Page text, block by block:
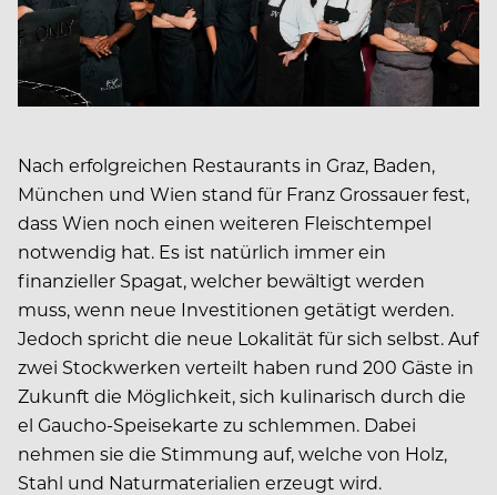
Nach erfolgreichen Restaurants in Graz, Baden,
München und Wien stand für Franz Grossauer fest,
dass Wien noch einen weiteren Fleischtempel
notwendig hat. Es ist natürlich immer ein
finanzieller Spagat, welcher bewältigt werden
muss, wenn neue Investitionen getätigt werden.
Jedoch spricht die neue Lokalität für sich selbst. Auf
zwei Stockwerken verteilt haben rund 200 Gäste in
Zukunft die Möglichkeit, sich kulinarisch durch die
el Gaucho-Speisekarte zu schlemmen. Dabei
nehmen sie die Stimmung auf, welche von Holz,
Stahl und Naturmaterialien erzeugt wird.